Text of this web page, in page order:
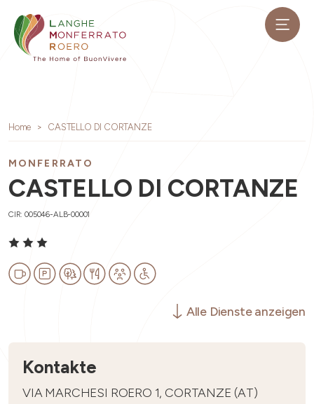
Home CASTELLO DI CORTANZE
MONFERRATO
CASTELLO DI CORTANZE
CIR: 005046-ALB-00001
Alle Dienste anzeigen
Kontakte
VIA MARCHESI ROERO 1, CORTANZE (AT)